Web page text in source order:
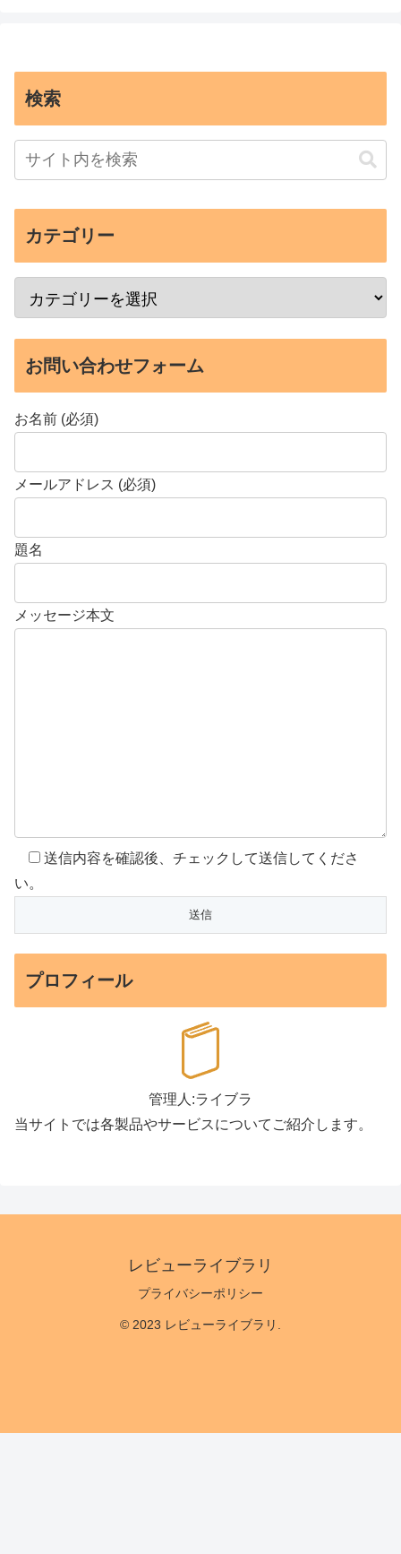
検索
カテゴリー
お問い合わせフォーム
お名前 (必須)
メールアドレス (必須)
題名
メッセージ本文
送信内容を確認後、チェックして送信してくださ
い。
プロフィール
管理人:ライブラ
当サイトでは各製品やサービスについてご紹介します。
レビューライブラリ
プライバシーポリシー
© 2023 レビューライブラリ.